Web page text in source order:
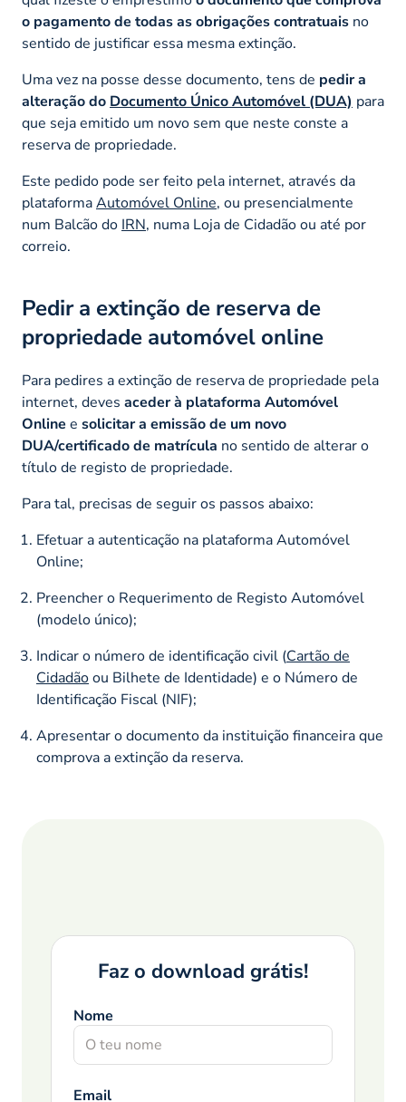
o pagamento de todas as obrigações contratuais no
sentido de justificar essa mesma extinção.
Uma vez na posse desse documento, tens de pedir a
alteração do Documento Único Automóvel (DUA) para
que seja emitido um novo sem que neste conste a
reserva de propriedade.
Este pedido pode ser feito pela internet, através da
plataformaAutomóvel Online, ou presencialmente
num Balcão do IRN, numa Loja de Cidadão ou até por
correio.
Pedir a extinção de reserva de
propriedade automóvel online
Para pedires a extinção de reserva de propriedade pela
internet, deves aceder à plataforma Automóvel
Online e solicitar a emissão de um novo
DUA/certificado de matrícula no sentido de alterar o
título de registo de propriedade.
Para tal, precisas de seguir os passos abaixo:
Efetuar a autenticação na plataforma Automóvel
Online;
Preencher o Requerimento de Registo Automóvel
(modelo único);
Indicar o número de identificação civil (Cartão de
Cidadãoou Bilhete de Identidade) e o Número de
Identificação Fiscal (NIF);
Apresentar o documento da instituição financeira que
comprova a extinção da reserva.
Faz o download grátis!
Nome
Email